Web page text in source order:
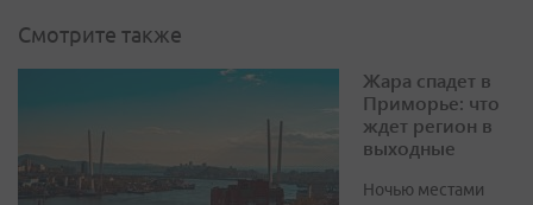
Смотрите также
Жара спадет в
Приморье: что
ждет регион в
выходные
Ночью местами